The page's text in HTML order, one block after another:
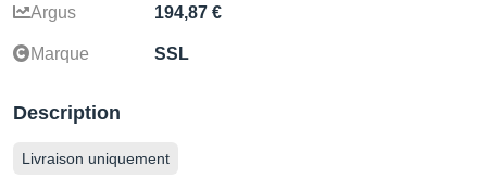
Argus 194,87 €
Marque SSL
Description
Livraison uniquement